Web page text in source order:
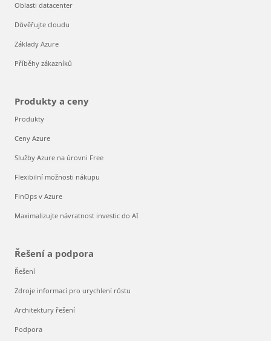
Oblasti datacenter
Důvěřujte cloudu
Základy Azure
Příběhy zákazníků
Produkty a ceny
Produkty
Ceny Azure
Služby Azure na úrovni Free
Flexibilní možnosti nákupu
FinOps v Azure
Maximalizujte návratnost investic do AI
Řešení a podpora
Řešení
Zdroje informací pro urychlení růstu
Architektury řešení
Podpora